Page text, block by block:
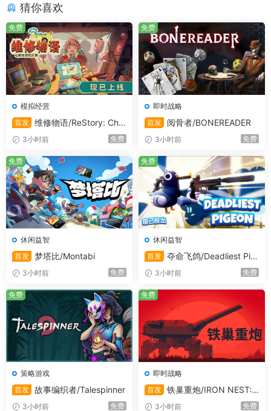
猜你喜欢
模拟经营
首发 维修物语/ReStory: Chill
Electronics Repairs
3小时前 免费
免费
即时战略
首发
阅骨者/BONEREADER
3小时前 免费
免费
休闲益智
首发 梦塔比/Montabi
3小时前 免费
免费
休闲益智
首发 夺命飞鸽/Deadliest Pig
eon3小时前 免费
免费
策略游戏
首发 故事编织者/Talespinner
3小时前 免费
免费
即时战略
首发 铁巢重炮/IRON NEST:
Heavy Turret Simulator
3小时前 免费
免费